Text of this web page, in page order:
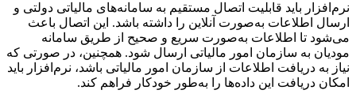
نرم‌افزار باید قابلیت اتصال مستقیم به سامانه‌های مالیاتی دولتی و
ارسال اطلاعات به‌صورت آنلاین را داشته باشد. این اتصال باعث
می‌شود تا اطلاعات به‌صورت سریع و صحیح از طریق سامانه
مودیان به سازمان امور مالیاتی ارسال شود. همچنین، در صورتی که
نیاز به دریافت اطلاعات از سازمان امور مالیاتی باشد، نرم‌افزار باید
امکان دریافت این داده‌ها را به‌طور خودکار فراهم کند.